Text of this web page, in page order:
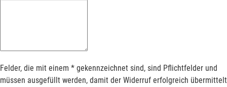
Felder, die mit einem * gekennzeichnet sind, sind Pflichtfelder und
müssen ausgefüllt werden, damit der Widerruf erfolgreich übermittelt